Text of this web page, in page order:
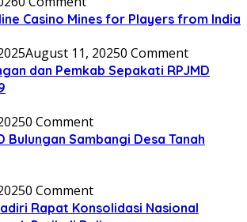
Casino Mines for Players from India
August 11, 20250 Comment
dan Pemkab Sepakati RPJMD
0 Comment
Bulungan Sambangi Desa Tanah
0 Comment
Rapat Konsolidasi Nasional